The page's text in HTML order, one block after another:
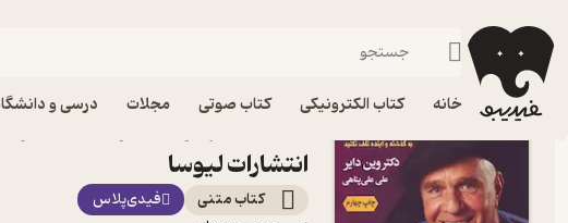
خانه کتاب الکترونیکی کتاب صوتی مجلات درسی و
فیدیبو کتاب الکترونیکی
انتشارات لیوسا
کتاب متنی
فیدی‌پلاس